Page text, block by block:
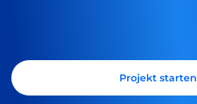
Projekt starten